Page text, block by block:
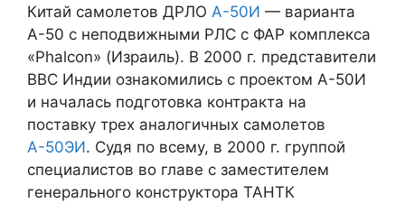
Китай самолетов ДРЛО А-50И — варианта
А-50 с неподвижными РЛС с ФАР комплекса
«Phalcon» (Израиль). В 2000 г. представители
ВВС Индии ознакомились с проектом А-50И
и началась подготовка контракта на
поставку трех аналогичных самолетов
А-50ЭИ. Судя по всему, в 2000 г. группой
специалистов во главе с заместителем
генерального конструктора ТАНТК